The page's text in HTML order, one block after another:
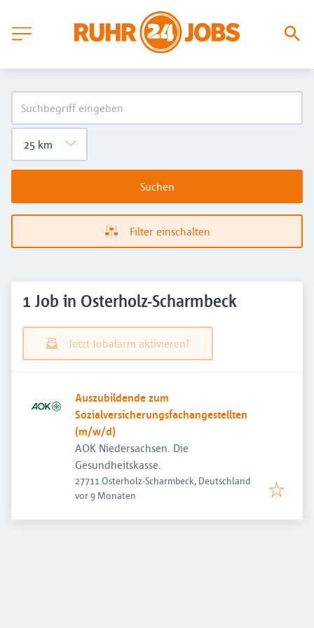
Suchen
Filter einschalten
1 Job in Osterholz-Scharmbeck
Jetzt Jobalarm aktivieren!
Auszubildende zum
Sozialversicherungsfachangestellten
(m/w/d)
AOK Niedersachsen. Die
Gesundheitskasse.
27711 Osterholz-Scharmbeck, Deutschland
Veröffentlicht:
vor 9 Monaten